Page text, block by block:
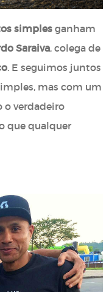
simples ganham
Saraiva, colega de
. E seguimos juntos
mas com um
o verdadeiro
que qualquer